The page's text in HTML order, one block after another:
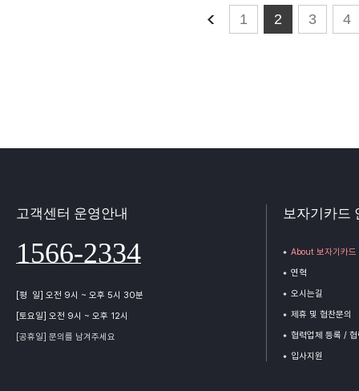
1 2 3 4
고객센터 운영안내
1566-2334
[평 일] 오전 9시 ~ 오후 5시 30분
[토요일] 오전 9시 ~ 오후 12시
[공휴일] 문의를 남겨주세요
보자기카드
About 보자기카드
연혁
오시는길
제휴 및 협찬문의
협력업체 등록 /
입사지원